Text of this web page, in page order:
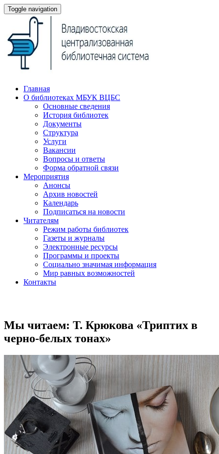
Toggle navigation
Главная
О библиотеках МБУК ВЦБС
Основные сведения
История библиотек
Документы
Структура
Услуги
Вакансии
Вопросы и ответы
Форма обратной связи
Мероприятия
Анонсы
Архив новостей
Календарь
Подписаться на новости
Читателям
Режим работы библиотек
Газеты и журналы
Электронные ресурсы
Программы и проекты
Социально значимая информация
Мир равных возможностей
Контакты
Мы читаем: Т. Крюкова «Триптих в
черно-белых тонах»